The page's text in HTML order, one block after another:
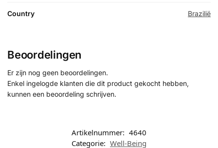
Country Brazilië
Beoordelingen
Er zijn nog geen beoordelingen.
Enkel ingelogde klanten die dit product gekocht hebben,
kunnen een beoordeling schrijven.
Artikelnummer: 4640
Categorie: Well-Being